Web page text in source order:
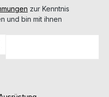
zur Kenntnis
und bin mit ihnen